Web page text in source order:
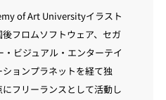
of Art Universityイラスト
フロムソフトウェア、セガ
ビジュアル・エンターテイ
ョンプラネットを経て独
フリーランスとして活動し